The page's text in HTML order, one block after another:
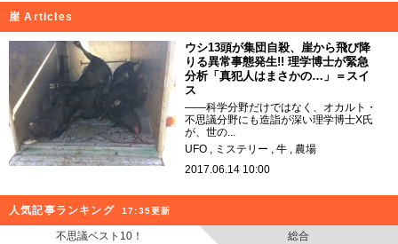
崖 Articles
ウシ13頭が集団自殺、崖から飛び降
りる異常事態発生!! 理学博士が緊急
分析「真犯人はまさかの…」＝スイ
ス
――科学分野だけではなく、オカルト・
不思議分野にも造詣が深い理学博士X氏
が、世の...
UFO
ミステリー 牛
農場
2017.06.14 10:00
人気記事ランキング 17:35更新
不思議ベスト10！ 総合